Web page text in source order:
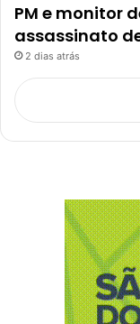
PM e monitor
assassinato
2 dias atrás